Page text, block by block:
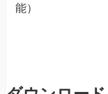
能）